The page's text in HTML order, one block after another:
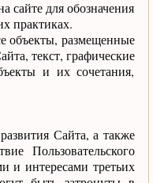
сайте для обозначения
практиках.
объекты, размещенные
текст, графические
и их сочетания,
Сайта, а также
Пользовательского
и интересами третьих